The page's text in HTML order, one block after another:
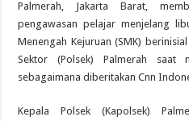
Palmerah, Jakarta Barat,
pengawasan pelajar menjelang
Menengah Kejuruan (SMK)
Sektor (Polsek) Palmerah saat
sebagaimana diberitakan Cnn
Kepala Polsek (Kapolsek)